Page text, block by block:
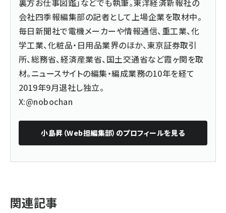
会社四季報編集部の記者として上場企業を取材中。
毎日新聞社で電機メーカーや情報通信、重工業、化
学工業、化粧品・日用品業界のほか、東京証券取引
所、総務省、経済産業省、国土交通省など霞ヶ関を取
材。ニュースサイトの編集・編成業務の10年を経て
2019年9月退社し独立。
X:@nobochan
小島昇（Web担編集部） のプロフィールを見る
関連記事